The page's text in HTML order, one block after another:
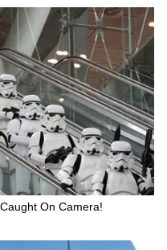
On Camera!